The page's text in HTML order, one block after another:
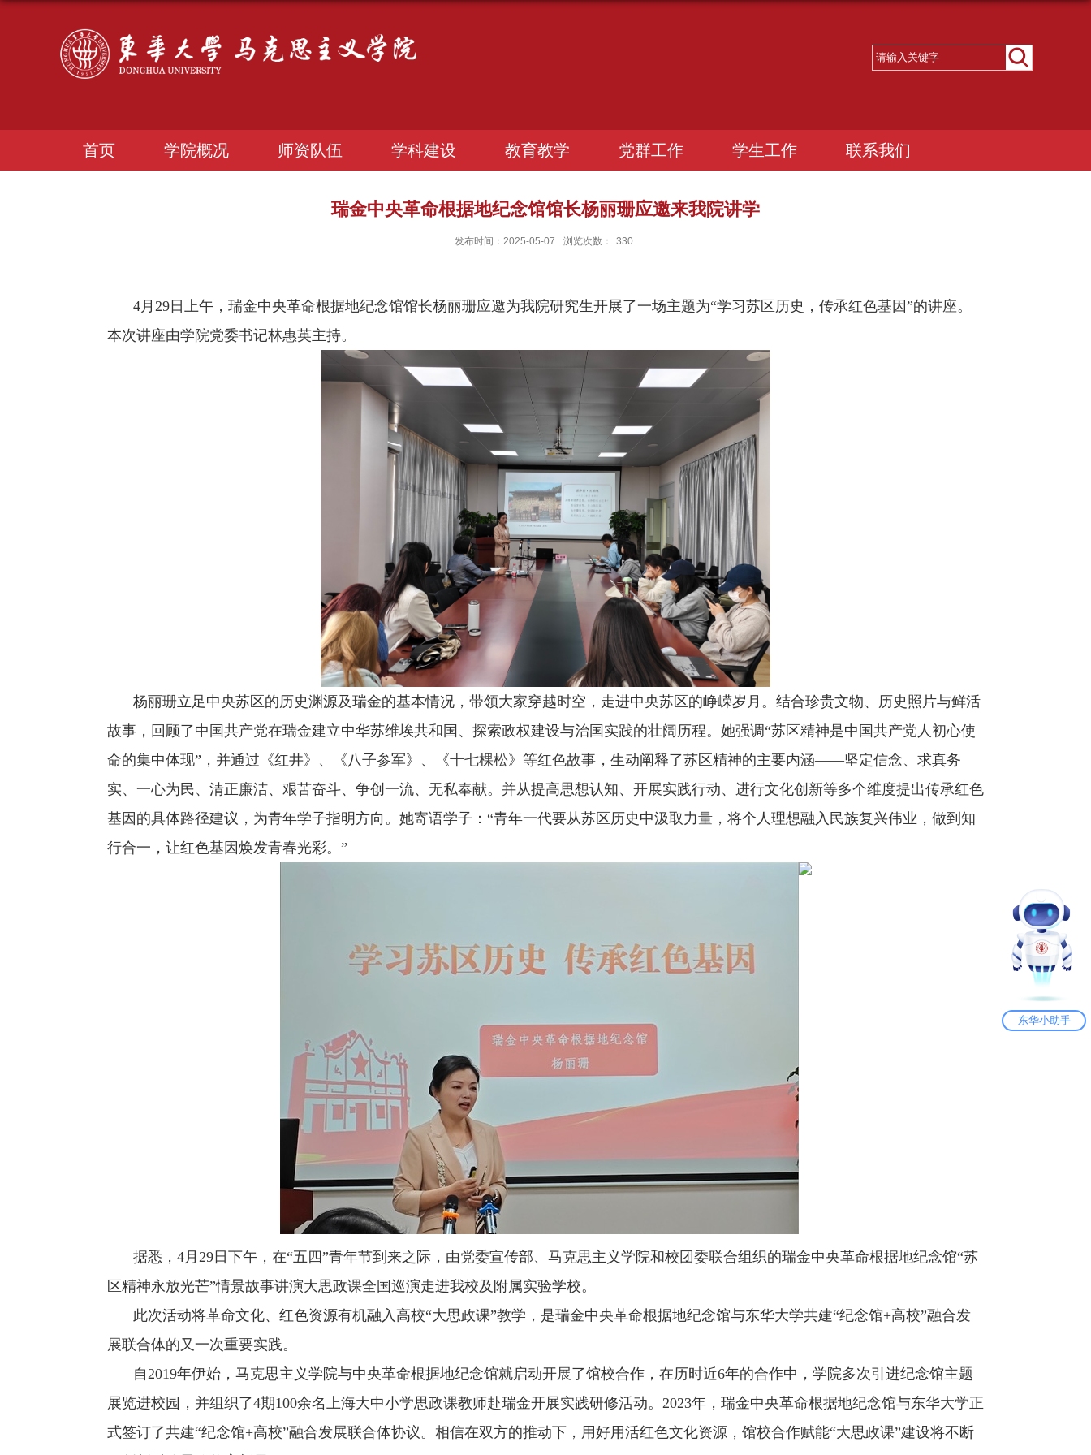
首页 学院概况 师资队伍 学科建设 教育教学 党群工作 学生工作 联系我们
瑞金中央革命根据地纪念馆馆长杨丽珊应邀来我院讲学
发布时间：2025-05-07 浏览次数： 330
4月29 日上午，瑞金中央革命根据地纪念馆馆长杨丽珊应邀为我院研究生开展了一场主题为“学习苏区历史，传承红色基因”的讲座。
本次讲座由学院党委书记林惠英主持。
杨丽珊立足中央苏区的历史渊源及瑞金的基本情况，带领大家穿越时空，走进中央苏区的峥嵘岁月。结合珍贵文物、历史照片与鲜活
故事，回顾了中国共产党在瑞金建立中华苏维埃共和国、探索政权建设与治国实践的壮阔历程。她强调“苏区精神是中国共产党人初心使
命的集中体现”，并通过《红井》、《八子参军》、《十七棵松》等红色故事，生动阐释了苏区精神的主要内涵——坚定信念、求真务
实、一心为民、清正廉洁、艰苦奋斗、争创一流、无私奉献。并从提高思想认知、开展实践行动、进行文化创新等多个维度提出传承红色
基因的具体路径建议，为青年学子指明方向。她寄语学子：“青年一代要从苏区历史中汲取力量，将个人理想融入民族复兴伟业，做到知
行合一，让红色基因焕发青春光彩。”
据悉，4月29 日下午，在“五四”青年节到来之际，由党委宣传部、马克思主义学院和校团委联合组织的瑞金中央革命根据地纪念馆“苏
区精神永放光芒”情景故事讲演大思政课全国巡演走进我校及附属实验学校。
此次活动将革命文化、红色资源有机融入高校“大思政课”教学，是瑞金中央革命根据地纪念馆与东华大学共建“纪念馆+高校”融合发
展联合体的又一次重要实践。
自2019年伊始，马克思主义学院与中央革命根据地纪念馆就启动开展了馆校合作，在历时近6年的合作中，学院多次引进纪念馆主题
展览进校园，并组织了4期100余名上海大中小学思政课教师赴瑞金开展实践研修活动。 2023年，瑞金中央革命根据地纪念馆与东华大学正
式签订了共建“纪念馆+高校”融合发展联合体协议。相信在双方的推动下，用好用活红色文化资源，馆校合作赋能“大思政课”建设将不断
东华小助手